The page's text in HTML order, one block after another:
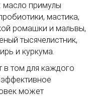
масло примулы
мастика,
ромашки и мальвы,
тысячелистник,
и куркума.
в том для каждого
может